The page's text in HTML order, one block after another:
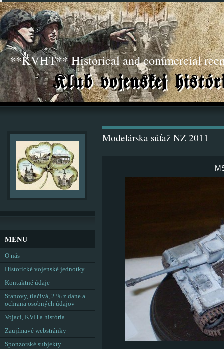
**KVHT** Historical and commercial
Modelárska súťaž NZ 2011
MENU
O nás
Historické vojenské jednotky
Kontaktné údaje
Stanovy, tlačivá, 2 % z dane a
ochrana osobných údajov
Vojaci, KVH a história
Zaujímavé webstránky
Sponzorské subjekty